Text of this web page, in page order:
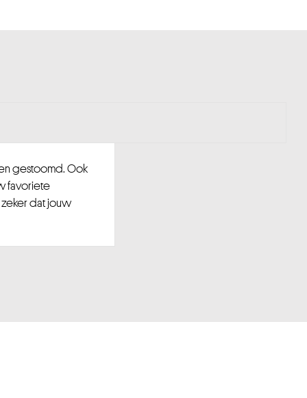
gestoomd. Ook
favoriete
dat jouw